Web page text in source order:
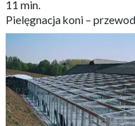
11 min.
Pielęgnacja koni –